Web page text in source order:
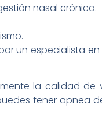
nasal crónica.
un especialista
la calidad de
tener apnea